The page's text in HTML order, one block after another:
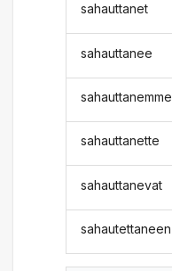
sahauttanet
sahauttanee
sahauttanemme
sahauttanette
sahauttanevat
sahautettaneen